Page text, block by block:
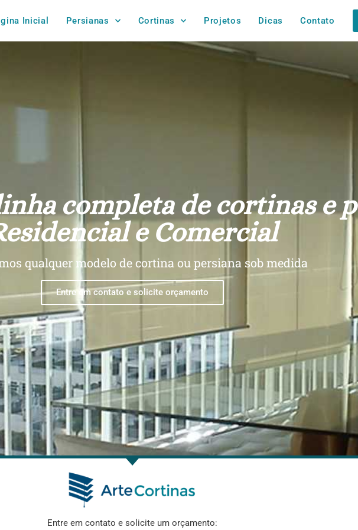
Inicial Persianas Cortinas Projetos Dicas Contato
completa de cortinas e
e Comercial
qualquer modelo de cortina ou persiana sob medida
Entre em contato e solicite orçamento
Entre em contato e solicite um orçamento: